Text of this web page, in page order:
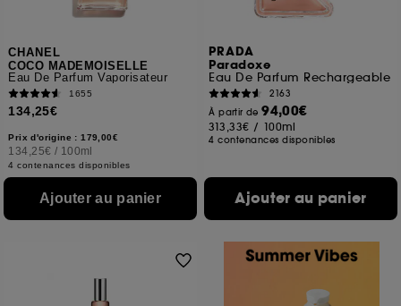
CHANEL
COCO MADEMOISELLE
Eau De Parfum Vaporisateur
1655
134,25€
Prix d'origine : 179,00€
134,25€ / 100ml
4 contenances disponibles
Ajouter au panier
PRADA
Paradoxe
Eau De Parfum Rechargeable
2163
À partir de94,00€
313,33€ / 100ml
4 contenances disponibles
Ajouter au panier